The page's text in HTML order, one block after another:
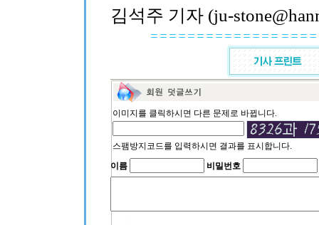
김석주 기자 (ju-
이미지를 클릭하시면 다른 문제로 바뀝니다.
스팸방지코드를 입력하시면 결과를 표시합니다.
이름
비밀번호